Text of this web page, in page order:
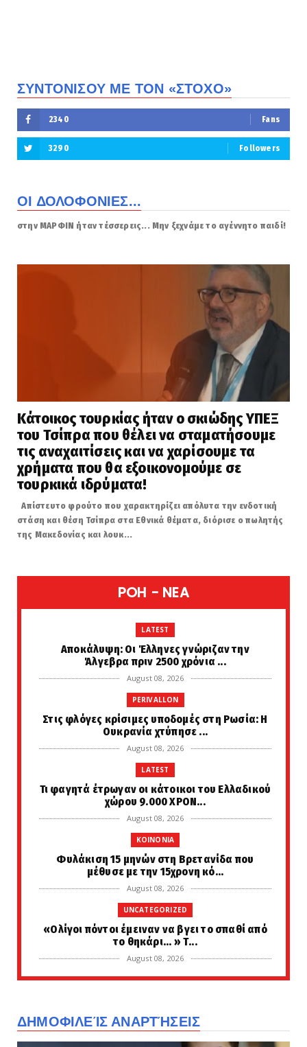
ΣΥΝΤΟΝΙΣΟΥ ΜΕ ΤΟΝ «ΣΤΟΧΟ»
2340 Fans
3290 Followers
ΟΙ ΔΟΛΟΦΟΝΙΕΣ...
στην ΜΑΡΦΙΝ ήταν τέσσερεις... Μην ξεχνάμε το αγέννητο παιδί!
Κάτοικος τουρκίας ήταν ο σκιώδης ΥΠΕΞ
του Τσίπρα που θέλει να σταματήσουμε
τις αναχαιτίσεις και να χαρίσουμε τα
χρήματα που θα εξοικονομούμε σε
τουρκικά ιδρύματα!
Απίστευτο φρούτο που χαρακτηρίζει απόλυτα την ενδοτική
στάση και θέση Τσίπρα στα Εθνικά θέματα, διόρισε ο πωλητής
της Μακεδονίας και λουκ...
POH - NEA
LATEST
Αποκάλυψη: Οι Έλληνες γνώριζαν την
Άλγεβρα πριν 2500 χρόνια ...
August 08, 2026
PERIVALLON
Στις φλόγες κρίσιμες υποδομές στη Ρωσία: Η
Ουκρανία χτύπησε ...
August 08, 2026
LATEST
Τι φαγητά έτρωγαν οι κάτοικοι του Ελλαδικού
χώρου 9.000 ΧΡΟΝ...
August 08, 2026
KOINONIA
Φυλάκιση 15 μηνών στη Βρετανίδα που
μέθυσε με την 15χρονη κό...
August 08, 2026
UNCATEGORIZED
«Ολίγοι πόντοι έμειναν να βγει το σπαθί από
το θηκάρι... » Τ...
August 08, 2026
KOINONIA
August 08, 2026
ΔΗΜΟΦΙΛΕΊΣ ΑΝΑΡΤΉΣΕΙΣ